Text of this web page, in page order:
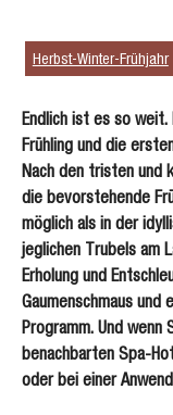
Herbst-Winter-Frühjahr
Endlich ist es so
Frühling und die
Nach den tristen und
die bevorstehende
möglich als in der
jeglichen Trubels am
Erholung und
Gaumenschmaus und
Programm. Und wenn
benachbarten Spa-
oder bei einer